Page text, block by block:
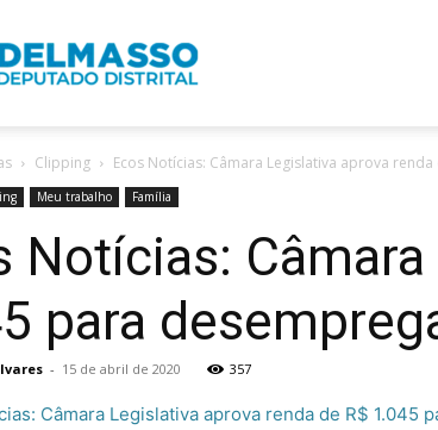
Clipping Ecos Notícias: Câmara Legislativa aprova
Meu trabalho Família
Notícias:
para
- 15 de abril de 2020 357